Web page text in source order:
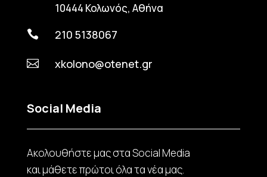
10444 Κολωνός, Αθήνα
 210 5138067
 xkolono@otenet.gr
Social Media
Ακολουθήστε μας στα Social Media
και μάθετε πρώτοι όλα τα νέα μας.